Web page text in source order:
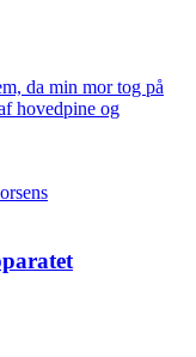
da min mor tog på
hovedpine og